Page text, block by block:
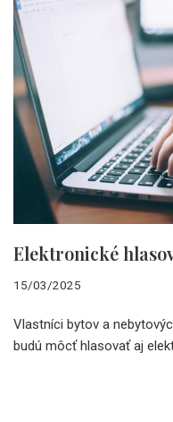
Elektronické
15/03/2025
Vlastníci bytov a
budú môcť hlasovať aj